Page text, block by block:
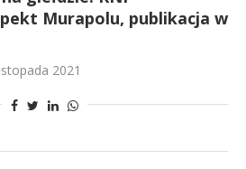
Murapolu, publikacja w
2021